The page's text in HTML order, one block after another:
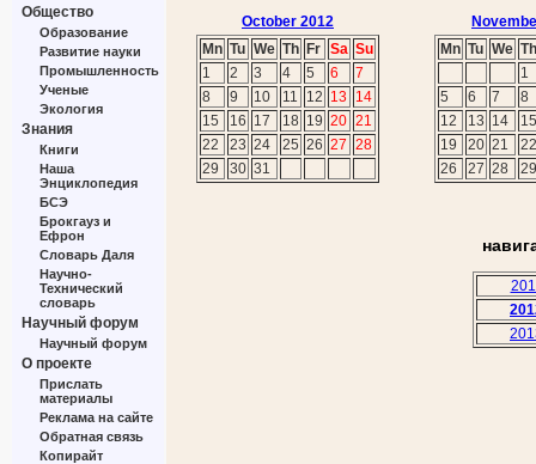
Общество
Образование
Развитие науки
Промышленность
Ученые
Экология
Знания
Книги
Наша
Энциклопедия
БСЭ
Брокгауз и
Ефрон
Словарь Даля
Научно-
Технический
словарь
Научный форум
Научный форум
О проекте
Прислать
материалы
Реклама на сайте
Обратная связь
Копирайт
October 2012
Mn Tu We Th Fr Sa Su
1
2 3 4 5 6
7
8
9 10 11 12 13
14
15
16 17 18 19 20 21
22
23 24 25 26 27 28
29
30 31
Mn Tu We Th
1
5
6 7
8
12
13 14
15
19
20 21
22
26
27 28 29